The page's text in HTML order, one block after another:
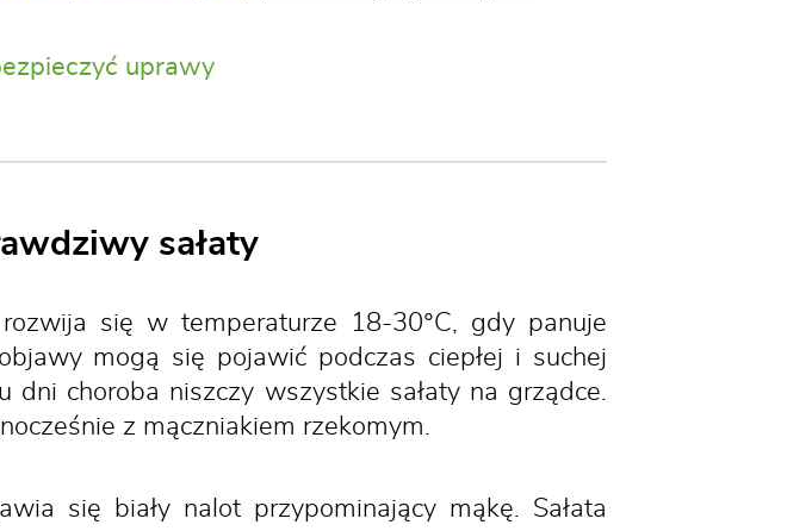
uprawy
sałaty
się w temperaturze 18-30°C, gdy panuje
mogą się pojawić podczas ciepłej i suchej
choroba niszczy wszystkie sałaty na grządce.
z mączniakiem rzekomym.
się biały nalot przypominający mąkę. Sałata